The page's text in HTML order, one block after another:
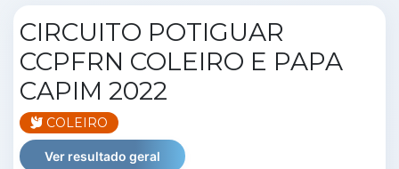
CIRCUITO POTIGUAR
CCPFRN COLEIRO E PAPA
CAPIM 2022
COLEIRO
Ver resultado geral